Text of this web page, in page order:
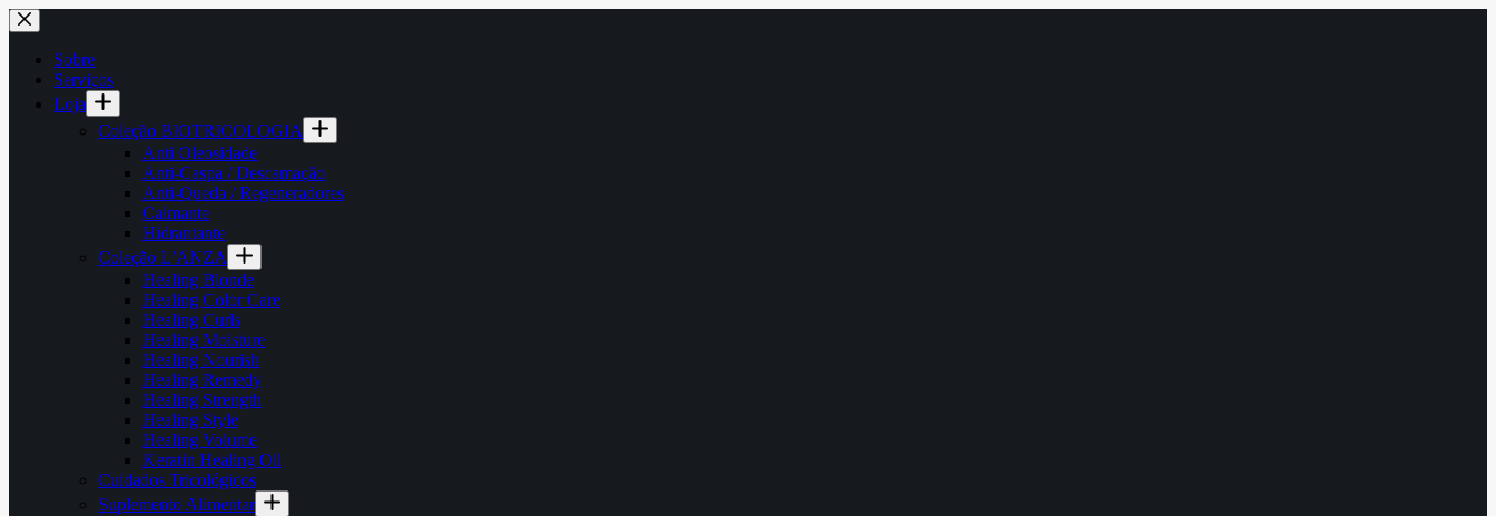
Pular
para
conteúdo
Sobre
Serviços
Loja
Coleção BIOTRICOLOGIA
Anti Oleosidade
Anti-Caspa / Descamação
Anti-Queda / Regeneradores
Calmante
Hidrantante
Coleção L’ANZA
Healing Blonde
Healing Color Care
Healing Curls
Healing Moisture
Healing Nourish
Healing Remedy
Healing Strength
Healing Style
Healing Volume
Keratin Healing Oil
Cuidados Tricológicos
Suplemento Alimentar